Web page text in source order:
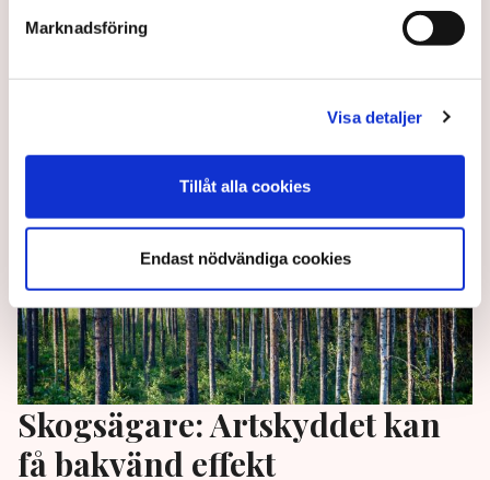
Marknadsföring
Visa detaljer
Tillåt alla cookies
Endast nödvändiga cookies
statliga, regionala flygplatser ska få dubbelt så
mycket stöd som nu, 210 miljoner kronor mot 103
Skogsägare: Artskyddet kan
få bakvänd effekt